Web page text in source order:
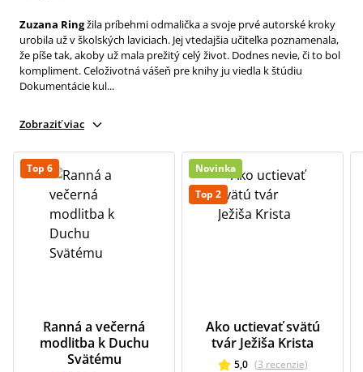
Zuzana Ringžila príbehmi odmalička a svoje prvé autorské kroky
urobila už v školských laviciach. Jej vtedajšia učiteľka poznamenala,
že píše tak, akoby už mala prežitý celý život. Dodnes nevie, či to bol
kompliment. Celoživotná vášeň pre knihy ju viedla k štúdiu
Dokumentácie kul...
Zobraziť viac
Top 6
Ranná a večerná
modlitba k Duchu
Svätému
Novinka
Top 2
Ako uctievať svätú
tvár Ježiša Krista
5,0 (3 recenzie)